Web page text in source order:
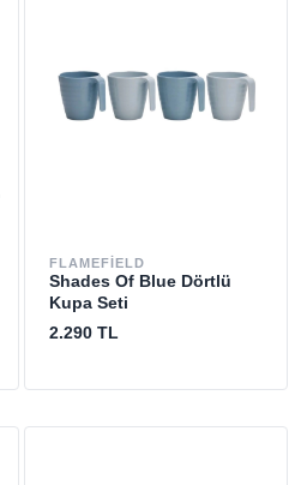
FLAMEFIELD
Shades Of Blue Dörtlü
Kupa Seti
2.290 TL